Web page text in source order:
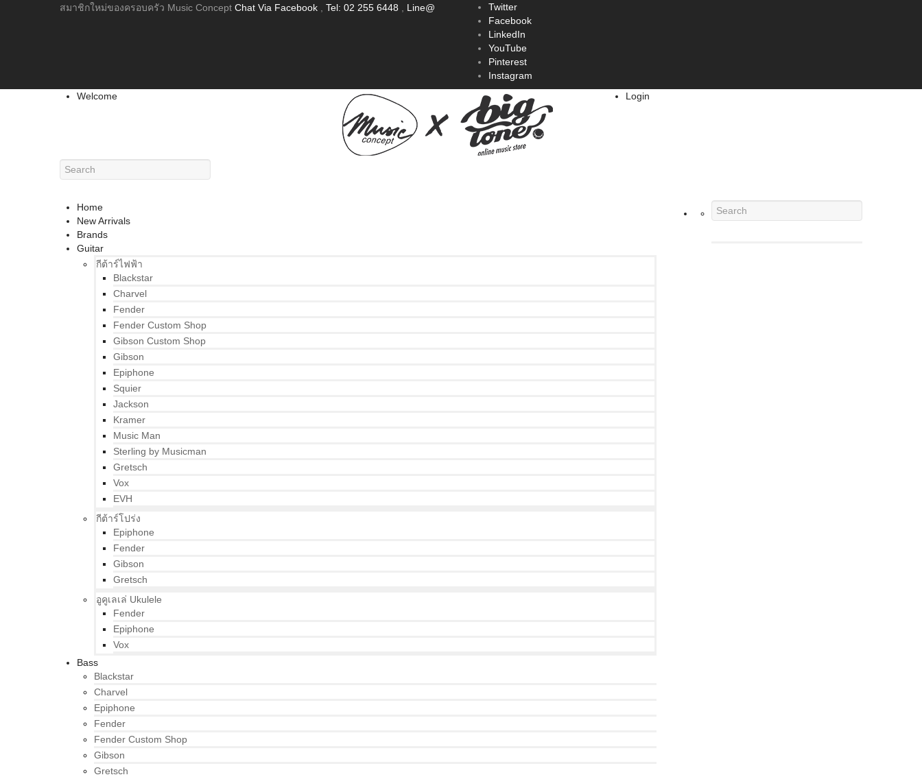
สมาชิกใหม่ของครอบครัว Music Concept Chat Via Facebook Tel: 02 255 6448 Line@
Twitter
Facebook
LinkedIn
YouTube
Pinterest
Instagram
Welcome
Login
Home
New Arrivals
Brands
Guitar
กีต้าร์ไฟฟ้า
Blackstar
Charvel
Fender
Fender Custom Shop
Gibson Custom Shop
Gibson
Epiphone
Squier
Jackson
Kramer
Music Man
Sterling by Musicman
Gretsch
Vox
EVH
กีต้าร์โปร่ง
Epiphone
Fender
Gibson
Gretsch
อูคูเลเล่ Ukulele
Fender
Epiphone
Vox
Bass
Blackstar
Charvel
Epiphone
Fender
Fender Custom Shop
Gibson
Gretsch